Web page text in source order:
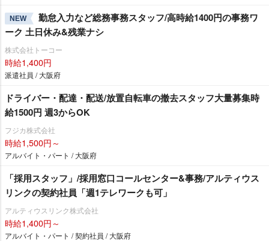
NEW
勤怠入力など総務事務スタッフ/高時給1400円の事務ワ
ーク 土日休み&残業ナシ
株式会社トーコー
時給1,400円
派遣社員 / 大阪府
ドライバー・配達・配送/放置自転車の撤去スタッフ大量募集時
給1500円 週3からOK
フジカ株式会社
時給1,500円～
アルバイト・パート / 大阪府
「採用スタッフ」/採用窓口コールセンター&事務/アルティウス
リンクの契約社員「週1テレワークも可」
アルティウスリンク株式会社
時給1,400円～
アルバイト・パート / 契約社員 / 大阪府